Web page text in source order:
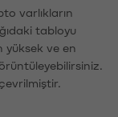
varlıkların
tabloyu
yüksek ve en